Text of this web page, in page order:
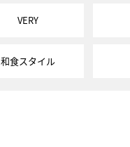
VERY
和食スタイル